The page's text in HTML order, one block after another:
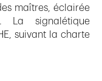
maîtres, éclairée
La signalétique
suivant la charte